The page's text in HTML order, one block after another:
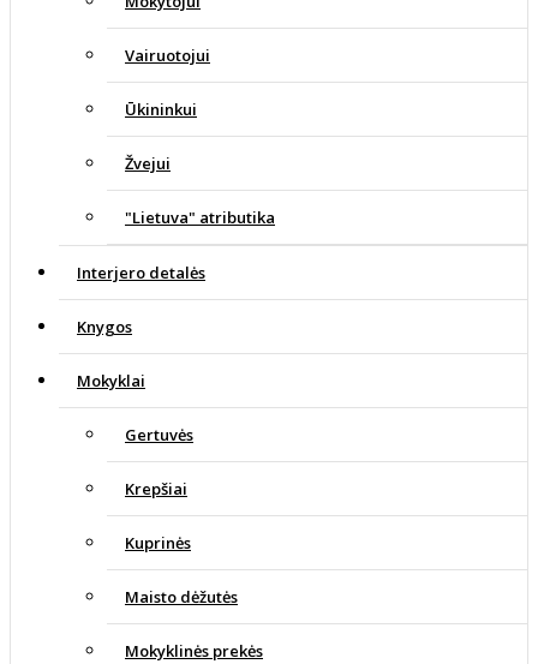
Vairuotojui
Ūkininkui
Žvejui
"Lietuva" atributika
Interjero detalės
Knygos
Mokyklai
Gertuvės
Krepšiai
Kuprinės
Maisto dėžutės
Mokyklinės prekės